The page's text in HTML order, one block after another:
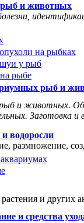
рыб и животных
на рыбках
у рыб
рыбе
рыб и
и животных.
Заготовка и
водоросли
размножение,
и других
и средства